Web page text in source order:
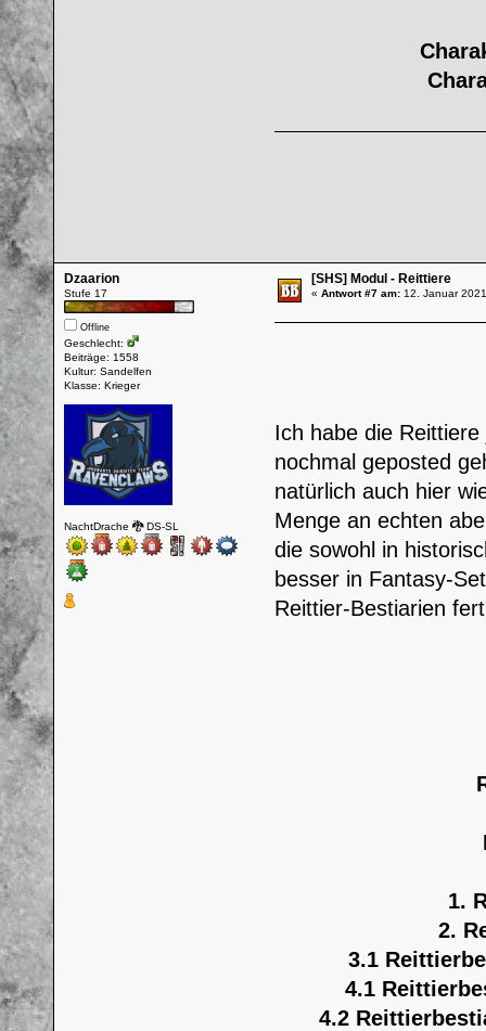
Dzaarion
Stufe 17
Offline
Geschlecht:
Beiträge: 1558
Kultur: Sandelfen
Klasse: Krieger
NachtDrache 🐉 DS-SL
[SHS] Modul - Reittiere
«Antwort #7 am: 12. Januar
Ich habe die
nochmal geposted
natürlich auch hier
Menge an echten
die sowohl in
besser in Fantasy-
Reittier-Bestiarien
1.
2.
3.1
4.1
4.2